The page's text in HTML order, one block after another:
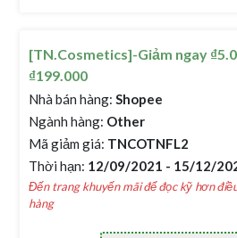
[TN.Cosmetics]-Giảm ngay
₫199.000
Nhà bán hàng: Shopee
Ngành hàng: Other
Mã giảm giá: TNCOTNFL2
Thời hạn: 12/09/2021 - 15/12/
Đến trang khuyến mãi để đọc kỹ hơn
hàng